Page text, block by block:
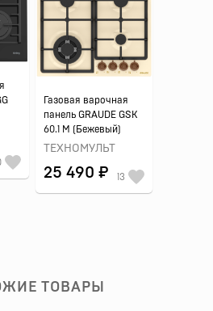
Газовая варочная
панель GRAUDE GSK
60.1 M (Бежевый)
ТЕХНОМУЛЬТ
25 490 ₽ 13
ТОВАРЫ